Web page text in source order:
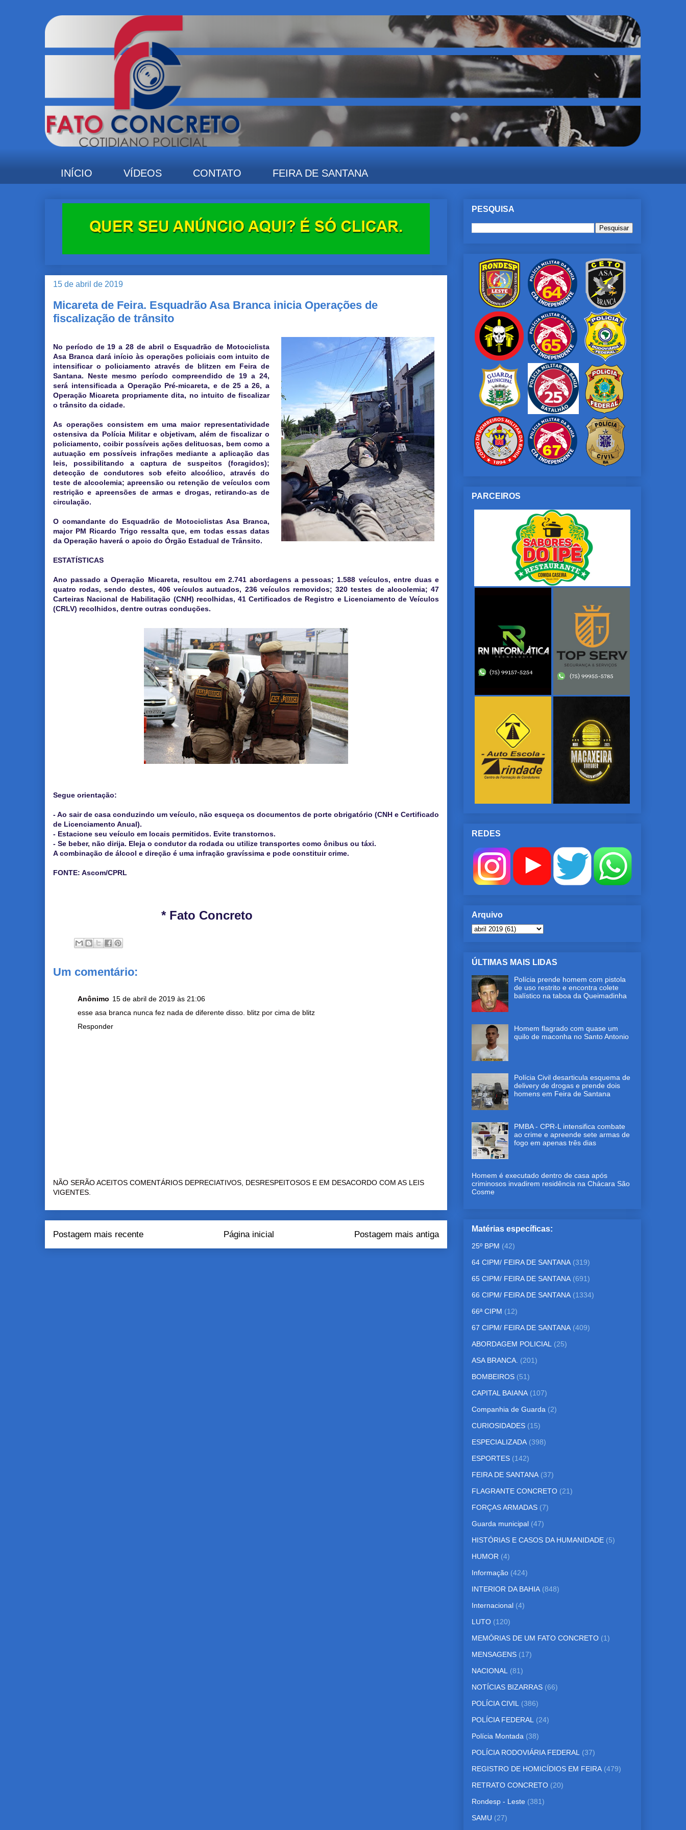
INÍCIO VÍDEOS CONTATO FEIRA DE SANTANA
15 de abril de 2019
Micareta de Feira. Esquadrão Asa Branca inicia Operações de
fiscalização de trânsito
No período de 19 a 28 de abril o Esquadrão de Motociclista
Asa Branca dará início às operações policiais com intuito de
intensificar o policiamento através de blitzen em Feira de
Santana. Neste mesmo período compreendido de 19 a 24,
será intensificada a Operação Pré-micareta, e de 25 a 26, a
Operação Micareta propriamente dita, no intuito de fiscalizar
o trânsito da cidade.
As operações consistem em uma maior representatividade
ostensiva da Polícia Militar e objetivam, além de fiscalizar o
policiamento, coibir possíveis ações delituosas, bem como a
autuação em possíveis infrações mediante a aplicação das
leis, possibilitando a captura de suspeitos (foragidos);
detecção de condutores sob efeito alcoólico, através do
teste de alcoolemia; apreensão ou retenção de veículos com
restrição e apreensões de armas e drogas, retirando-as de
circulação.
O comandante do Esquadrão de Motociclistas Asa Branca,
major PM Ricardo Trigo ressalta que, em todas essas datas
da Operação haverá o apoio do Órgão Estadual de Trânsito.
ESTATÍSTICAS
Ano passado a Operação Micareta, resultou em 2.741 abordagens a pessoas; 1.588 veículos, entre duas e
quatro rodas, sendo destes, 406 veículos autuados, 236 veículos removidos; 320 testes de alcoolemia; 47
Carteiras Nacional de Habilitação (CNH) recolhidas, 41 Certificados de Registro e Licenciamento de Veículos
(CRLV) recolhidos, dentre outras conduções.
Segue orientação:
- Ao sair de casa conduzindo um veículo, não esqueça os documentos de porte obrigatório (CNH e Certificado
de Licenciamento Anual).
- Estacione seu veículo em locais permitidos. Evite transtornos.
- Se beber, não dirija. Eleja o condutor da rodada ou utilize transportes como ônibus ou táxi.
A combinação de álcool e direção é uma infração gravíssima e pode constituir crime.
FONTE: Ascom/CPRL
* Fato Concreto
Um comentário:
Anônimo 15 de abril de 2019 às 21:06
esse asa branca nunca fez nada de diferente disso. blitz por cima de blitz
Responder
NÃO SERÃO ACEITOS COMENTÁRIOS DEPRECIATIVOS, DESRESPEITOSOS E EM DESACORDO COM AS LEIS
VIGENTES.
Postagem mais recente Postagem mais antiga
Página inicial
PESQUISA
PARCEIROS
REDES
Arquivo
ÚLTIMAS MAIS LIDAS
Polícia prende homem com pistola
de uso restrito e encontra colete
balístico na taboa da Queimadinha
Homem flagrado com quase um
quilo de maconha no Santo Antonio
Polícia Civil desarticula esquema de
delivery de drogas e prende dois
homens em Feira de Santana
PMBA - CPR-L intensifica combate
ao crime e apreende sete armas de
fogo em apenas três dias
Homem é executado dentro de casa após
criminosos invadirem residência na Chácara São
Cosme
Matérias específicas:
25º BPM (42)
64 CIPM/ FEIRA DE SANTANA (319)
65 CIPM/ FEIRA DE SANTANA (691)
66 CIPM/ FEIRA DE SANTANA (1334)
66ª CIPM (12)
67 CIPM/ FEIRA DE SANTANA (409)
ABORDAGEM POLICIAL (25)
ASA BRANCA. (201)
BOMBEIROS (51)
CAPITAL BAIANA (107)
Companhia de Guarda (2)
CURIOSIDADES (15)
ESPECIALIZADA (398)
ESPORTES (142)
FEIRA DE SANTANA (37)
FLAGRANTE CONCRETO (21)
FORÇAS ARMADAS (7)
Guarda municipal (47)
HISTÓRIAS E CASOS DA HUMANIDADE (5)
HUMOR (4)
Informação (424)
INTERIOR DA BAHIA (848)
Internacional (4)
LUTO (120)
MEMÓRIAS DE UM FATO CONCRETO (1)
MENSAGENS (17)
NACIONAL (81)
NOTÍCIAS BIZARRAS (66)
POLÍCIA CIVIL (386)
POLÍCIA FEDERAL (24)
Polícia Montada (38)
POLÍCIA RODOVIÁRIA FEDERAL (37)
REGISTRO DE HOMICÍDIOS EM FEIRA (479)
RETRATO CONCRETO (20)
Rondesp - Leste (381)
SAMU (27)